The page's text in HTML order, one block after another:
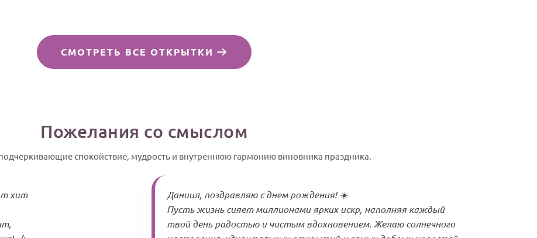
СМОТРЕТЬ ВСЕ ОТКРЫТКИ
Пожелания со смыслом
спокойствие, мудрость и внутреннюю гармонию виновника праздника.
хит
Даниил, поздравляю с днем рождения! ☀️
Пусть жизнь сияет миллионами ярких искр, наполняя каждый
твой день радостью и чистым вдохновением. Желаю солнечного